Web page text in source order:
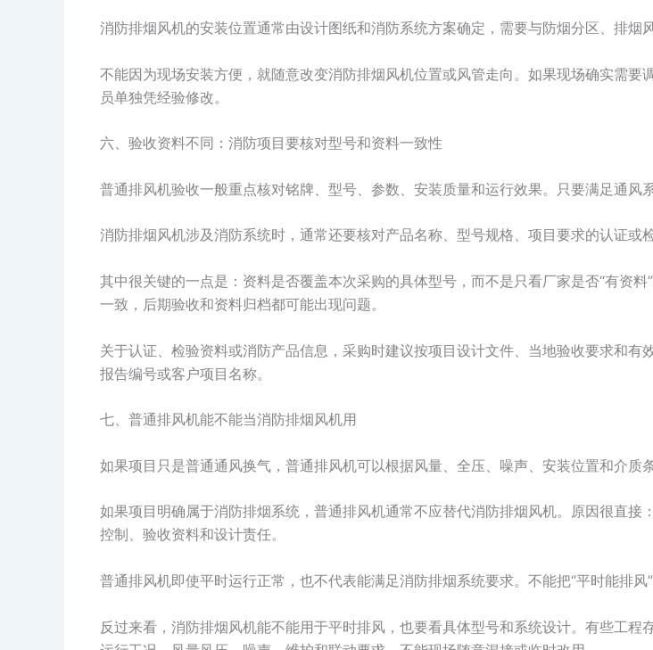
消防排烟风机的安装位置通常由设计图纸和消防系统方案确定，需要与防烟分区、排烟
不能因为现场安装方便，就随意改变消防排烟风机位置或风管走向。如果现场确实需
员单独凭经验修改。
六、验收资料不同：消防项目要核对型号和资料一致性
普通排风机验收一般重点核对铭牌、型号、参数、安装质量和运行效果。只要满足通风
消防排烟风机涉及消防系统时，通常还要核对产品名称、型号规格、项目要求的认证或
其中很关键的一点是：资料是否覆盖本次采购的具体型号，而不是只看厂家是否“有资
一致，后期验收和资料归档都可能出现问题。
关于认证、检验资料或消防产品信息，采购时建议按项目设计文件、当地验收要求和有
报告编号或客户项目名称。
七、普通排风机能不能当消防排烟风机用
如果项目只是普通通风换气，普通排风机可以根据风量、全压、噪声、安装位置和介质
如果项目明确属于消防排烟系统，普通排风机通常不应替代消防排烟风机。原因很直
控制、验收资料和设计责任。
普通排风机即使平时运行正常，也不代表能满足消防排烟系统要求。不能把“平时能排风”
反过来看，消防排烟风机能不能用于平时排风，也要看具体型号和系统设计。有些工程